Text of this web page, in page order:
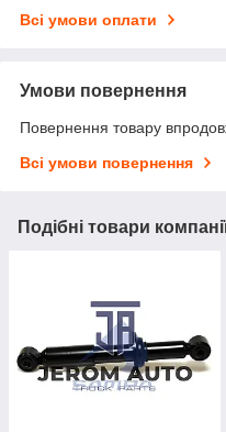
Всі умови оплати
Умови повернення
Повернення товару
Всі умови повернення
Подібні товари